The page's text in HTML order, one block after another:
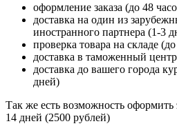
оформление заказа (до 48
доставка на один из
иностранного партнера (1-3
проверка товара на складе
доставка в таможенный
доставка до вашего города
дней)
Так же есть возможность оформить
14 дней (2500 рублей)